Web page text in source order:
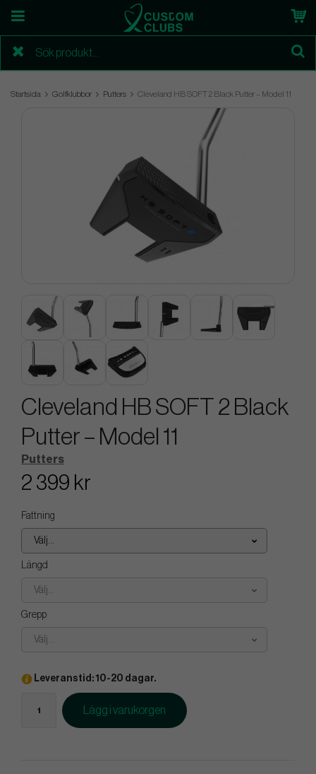
Startsida Golfklubbor Putters Cleveland HB SOFT 2 Black Putter – Model 11
Cleveland HB SOFT 2 Black
Putter – Model 11
Putters
2 399 kr
Fattning
Välj...
Längd
Välj...
Grepp
Välj...
Leveranstid: 10-20 dagar.
Lägg i varukorgen